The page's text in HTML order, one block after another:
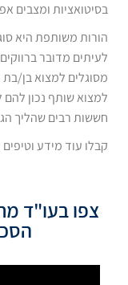
בסיטואציות ומצבים
הורות משותפת היא
לעיתים מדובר
מסוגלים למצוא בן/
למצוא שותף נכון להם
חששות רבים שהליך
קבלו עוד מידע
צפו בעו"ד